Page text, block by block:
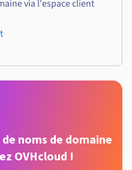
via l'espace client
noms de domaine
OVHcloud !